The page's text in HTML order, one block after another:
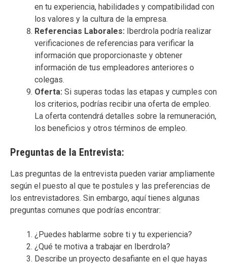
en tu experiencia, habilidades y compatibilidad con
los valores y la cultura de la empresa.
Referencias Laborales: Iberdrola podría realizar
verificaciones de referencias para verificar la
información que proporcionaste y obtener
información de tus empleadores anteriores o
colegas.
Oferta: Si superas todas las etapas y cumples con
los criterios, podrías recibir una oferta de empleo.
La oferta contendrá detalles sobre la remuneración,
los beneficios y otros términos de empleo.
Preguntas de la Entrevista:
Las preguntas de la entrevista pueden variar ampliamente
según el puesto al que te postules y las preferencias de
los entrevistadores. Sin embargo, aquí tienes algunas
preguntas comunes que podrías encontrar:
¿Puedes hablarme sobre ti y tu experiencia?
¿Qué te motiva a trabajar en Iberdrola?
Describe un proyecto desafiante en el que hayas